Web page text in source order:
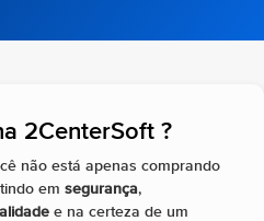
2CenterSoft ?​
não está apenas comprando
em segurança,
e na certeza de um